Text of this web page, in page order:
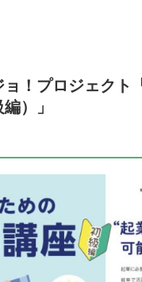
ョ！プロジェクト
）」